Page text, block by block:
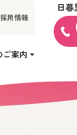
採用情報
ご案内
日